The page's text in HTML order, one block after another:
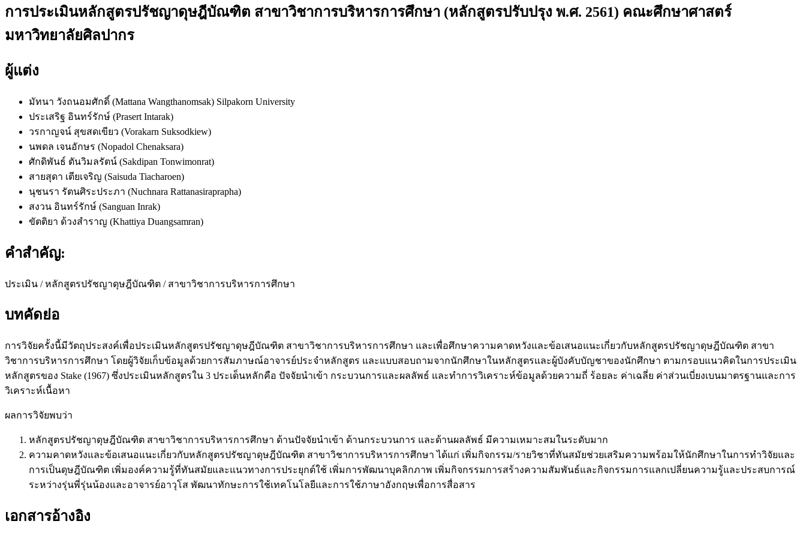
การประเมินหลักสูตรปรัชญาดุษฎีบัณฑิต สาขาวิชาการบริหารการศึกษา (หลักสูตรปรับปรุง พ.ศ. 2561) คณะศึกษาศาสตร์
มหาวิทยาลัยศิลปากร
ผู้แต่ง
มัทนา วังถนอมศักดิ์ (Mattana Wangthanomsak) Silpakorn University
ประเสริฐ อินทร์รักษ์ (Prasert Intarak)
วรกาญจน์ สุขสดเขียว (Vorakarn Suksodkiew)
นพดล เจนอักษร (Nopadol Chenaksara)
ศักดิพันธ์ ตันวิมลรัตน์ (Sakdipan Tonwimonrat)
สายสุดา เตียเจริญ (Saisuda Tiacharoen)
นุชนรา รัตนศิระประภา (Nuchnara Rattanasiraprapha)
สงวน อินทร์รักษ์ (Sanguan Inrak)
ขัตติยา ด้วงสำราญ (Khattiya Duangsamran)
คำสำคัญ:
ประเมิน / หลักสูตรปรัชญาดุษฎีบัณฑิต / สาขาวิชาการบริหารการศึกษา
บทคัดย่อ
การวิจัยครั้งนี้มีวัตถุประสงค์เพื่อประเมินหลักสูตรปรัชญาดุษฎีบัณฑิต สาขาวิชาการบริหารการศึกษา และเพื่อศึกษาความคาดหวังและข้อเสนอแนะเกี่ยวกับหลักสูตรปรัชญาดุษฎีบัณฑิต สาขา
วิชาการบริหารการศึกษา โดยผู้วิจัยเก็บข้อมูลด้วยการสัมภาษณ์อาจารย์ประจำหลักสูตร และแบบสอบถามจากนักศึกษาในหลักสูตรและผู้บังคับบัญชาของนักศึกษา ตามกรอบแนวคิดในการประเมิน
หลักสูตรของ Stake (1967) ซึ่งประเมินหลักสูตรใน 3 ประเด็นหลักคือ ปัจจัยนำเข้า กระบวนการและผลลัพธ์ และทำการวิเคราะห์ข้อมูลด้วยความถี่ ร้อยละ ค่าเฉลี่ย ค่าส่วนเบี่ยงเบนมาตรฐานและการ
วิเคราะห์เนื้อหา
ผลการวิจัยพบว่า
หลักสูตรปรัชญาดุษฎีบัณฑิต สาขาวิชาการบริหารการศึกษา ด้านปัจจัยนำเข้า ด้านกระบวนการ และด้านผลลัพธ์ มีความเหมาะสมในระดับมาก
ความคาดหวังและข้อเสนอแนะเกี่ยวกับหลักสูตรปรัชญาดุษฎีบัณฑิต สาขาวิชาการบริหารการศึกษา ได้แก่ เพิ่มกิจกรรม/รายวิชาที่ทันสมัยช่วยเสริมความพร้อมให้นักศึกษาในการทำวิจัยและ
การเป็นดุษฎีบัณฑิต เพิ่มองค์ความรู้ที่ทันสมัยและแนวทางการประยุกต์ใช้ เพิ่มการพัฒนาบุคลิกภาพ เพิ่มกิจกรรมการสร้างความสัมพันธ์และกิจกรรมการแลกเปลี่ยนความรู้และประสบการณ์
ระหว่างรุ่นพี่รุ่นน้องและอาจารย์อาวุโส พัฒนาทักษะการใช้เทคโนโลยีและการใช้ภาษาอังกฤษเพื่อการสื่อสาร
เอกสารอ้างอิง